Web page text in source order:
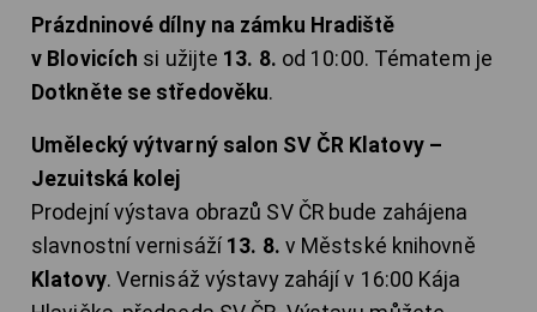
Prázdninové dílny na zámku Hradiště
v Blovicích si užijte 13. 8. od 10:00. Tématem je
Dotkněte se středověku.
Umělecký výtvarný salon SV ČR Klatovy –
Jezuitská kolej
Prodejní výstava obrazů SV ČR bude zahájena
slavnostní vernisáží 13. 8. v Městské knihovně
Klatovy. Vernisáž výstavy zahájí v 16:00 Kája